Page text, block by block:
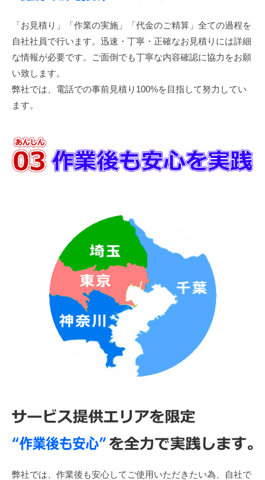
「お見積り」「作業の実施」「代金のご精算」全ての過程を
自社社員で行います。迅速・丁寧・正確なお見積りには詳細
な情報が必要です。ご面倒でも丁寧な内容確認に協力をお願
い致します。
弊社では、電話での事前見積り100%を目指して努力してい
ます。
弊社では、作業後も安心してご使用いただきたい為、自社で